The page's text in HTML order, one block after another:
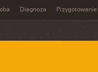
Diagnoza Przygotowanie